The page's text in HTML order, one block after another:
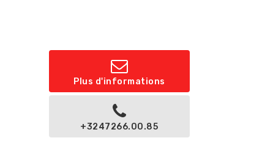
Plus d'informations
+3247266.00.85